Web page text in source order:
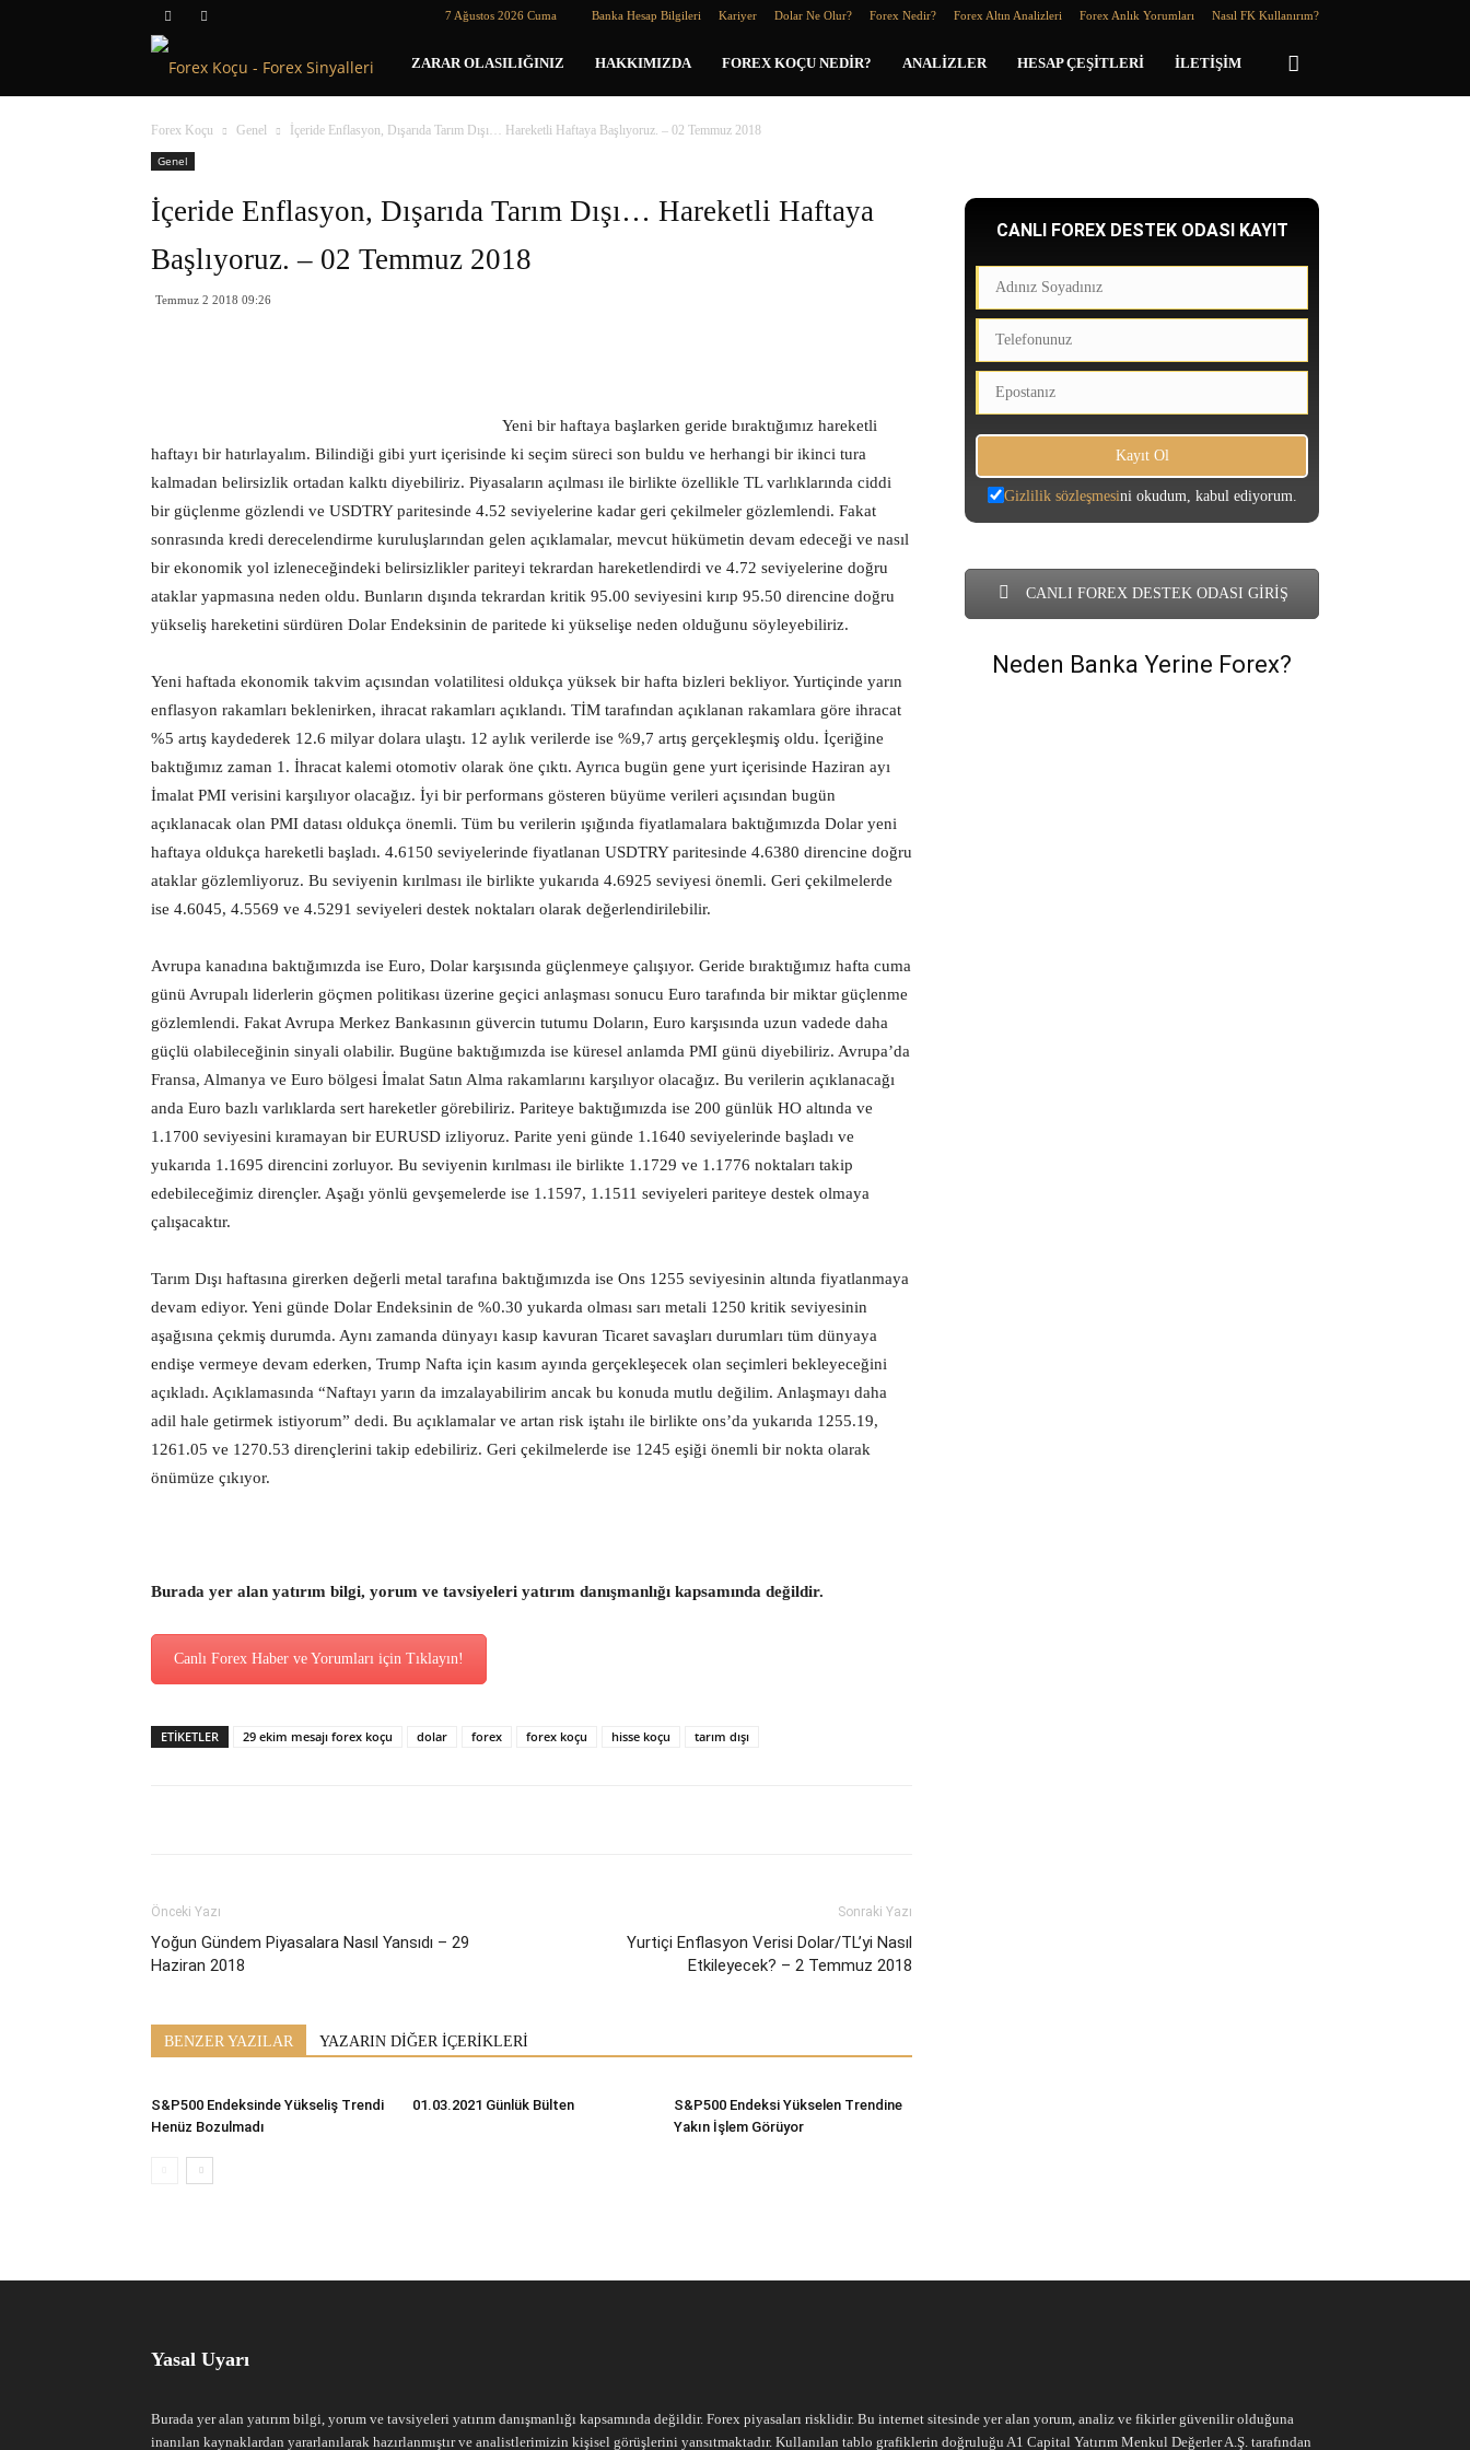
7 Ağustos 2026 Cuma Banka Hesap Bilgileri Kariyer Dolar Ne Olur? Forex Nedir? Forex Altın Analizleri Forex Anlık Yorumları Nasıl FK Kullanırım?
Forex
Koçu
ZARAR OLASILIĞINIZ HAKKIMIZDA FOREX KOÇU NEDIR? ANALIZLER HESAP ÇEŞITLERI İLETIŞIM
Forex Koçu Genel
İçeride Enflasyon, Dışarıda Tarım Dışı… Hareketli Haftaya Başlıyoruz. – 02 Temmuz 2018
Genel
İçeride Enflasyon, Dışarıda Tarım Dışı… Hareketli Haftaya
Başlıyoruz. – 02 Temmuz 2018
Temmuz 2 2018 09:26
Yeni bir haftaya başlarken geride bıraktığımız hareketli
haftayı bir hatırlayalım. Bilindiği gibi yurt içerisinde ki seçim süreci son buldu ve herhangi bir ikinci tura
kalmadan belirsizlik ortadan kalktı diyebiliriz. Piyasaların açılması ile birlikte özellikle TL varlıklarında ciddi
bir güçlenme gözlendi ve USDTRY paritesinde 4.52 seviyelerine kadar geri çekilmeler gözlemlendi. Fakat
sonrasında kredi derecelendirme kuruluşlarından gelen açıklamalar, mevcut hükümetin devam edeceği ve nasıl
bir ekonomik yol izleneceğindeki belirsizlikler pariteyi tekrardan hareketlendirdi ve 4.72 seviyelerine doğru
ataklar yapmasına neden oldu. Bunların dışında tekrardan kritik 95.00 seviyesini kırıp 95.50 direncine doğru
yükseliş hareketini sürdüren Dolar Endeksinin de paritede ki yükselişe neden olduğunu söyleyebiliriz.
Yeni haftada ekonomik takvim açısından volatilitesi oldukça yüksek bir hafta bizleri bekliyor. Yurtiçinde yarın
enflasyon rakamları beklenirken, ihracat rakamları açıklandı. TİM tarafından açıklanan rakamlara göre ihracat
%5 artış kaydederek 12.6 milyar dolara ulaştı. 12 aylık verilerde ise %9,7 artış gerçekleşmiş oldu. İçeriğine
baktığımız zaman 1. İhracat kalemi otomotiv olarak öne çıktı. Ayrıca bugün gene yurt içerisinde Haziran ayı
İmalat PMI verisini karşılıyor olacağız. İyi bir performans gösteren büyüme verileri açısından bugün
açıklanacak olan PMI datası oldukça önemli. Tüm bu verilerin ışığında fiyatlamalara baktığımızda Dolar yeni
haftaya oldukça hareketli başladı. 4.6150 seviyelerinde fiyatlanan USDTRY paritesinde 4.6380 direncine doğru
ataklar gözlemliyoruz. Bu seviyenin kırılması ile birlikte yukarıda 4.6925 seviyesi önemli. Geri çekilmelerde
ise 4.6045, 4.5569 ve 4.5291 seviyeleri destek noktaları olarak değerlendirilebilir.
Avrupa kanadına baktığımızda ise Euro, Dolar karşısında güçlenmeye çalışıyor. Geride bıraktığımız hafta cuma
günü Avrupalı liderlerin göçmen politikası üzerine geçici anlaşması sonucu Euro tarafında bir miktar güçlenme
gözlemlendi. Fakat Avrupa Merkez Bankasının güvercin tutumu Doların, Euro karşısında uzun vadede daha
güçlü olabileceğinin sinyali olabilir. Bugüne baktığımızda ise küresel anlamda PMI günü diyebiliriz. Avrupa’da
Fransa, Almanya ve Euro bölgesi İmalat Satın Alma rakamlarını karşılıyor olacağız. Bu verilerin açıklanacağı
anda Euro bazlı varlıklarda sert hareketler görebiliriz. Pariteye baktığımızda ise 200 günlük HO altında ve
1.1700 seviyesini kıramayan bir EURUSD izliyoruz. Parite yeni günde 1.1640 seviyelerinde başladı ve
yukarıda 1.1695 direncini zorluyor. Bu seviyenin kırılması ile birlikte 1.1729 ve 1.1776 noktaları takip
edebileceğimiz dirençler. Aşağı yönlü gevşemelerde ise 1.1597, 1.1511 seviyeleri pariteye destek olmaya
çalışacaktır.
Tarım Dışı haftasına girerken değerli metal tarafına baktığımızda ise Ons 1255 seviyesinin altında fiyatlanmaya
devam ediyor. Yeni günde Dolar Endeksinin de %0.30 yukarda olması sarı metali 1250 kritik seviyesinin
aşağısına çekmiş durumda. Aynı zamanda dünyayı kasıp kavuran Ticaret savaşları durumları tüm dünyaya
endişe vermeye devam ederken, Trump Nafta için kasım ayında gerçekleşecek olan seçimleri bekleyeceğini
açıkladı. Açıklamasında “Naftayı yarın da imzalayabilirim ancak bu konuda mutlu değilim. Anlaşmayı daha
adil hale getirmek istiyorum” dedi. Bu açıklamalar ve artan risk iştahı ile birlikte ons’da yukarıda 1255.19,
1261.05 ve 1270.53 dirençlerini takip edebiliriz. Geri çekilmelerde ise 1245 eşiği önemli bir nokta olarak
önümüze çıkıyor.
Burada yer alan yatırım bilgi, yorum ve tavsiyeleri yatırım danışmanlığı kapsamında değildir.
Canlı Forex Haber ve Yorumları için Tıklayın!
ETİKETLER 29 ekim mesajı forex koçu dolar forex forex koçu hisse koçu tarım dışı
Önceki Yazı
Yoğun Gündem Piyasalara Nasıl Yansıdı – 29
Haziran 2018
Sonraki Yazı
Yurtiçi Enflasyon Verisi Dolar/TL’yi Nasıl
Etkileyecek? – 2 Temmuz 2018
BENZER YAZILAR YAZARIN DİĞER İÇERİKLERİ
S&P500 Endeksinde Yükseliş Trendi
Henüz Bozulmadı
01.03.2021 Günlük Bülten
S&P500 Endeksi Yükselen Trendine
Yakın İşlem Görüyor
CANLI FOREX DESTEK ODASI KAYIT
Gizlilik sözleşmesini okudum, kabul ediyorum.
CANLI FOREX DESTEK ODASI GİRİŞ
Neden Banka Yerine Forex?
Yasal Uyarı
Burada yer alan yatırım bilgi, yorum ve tavsiyeleri yatırım danışmanlığı kapsamında değildir. Forex piyasaları risklidir. Bu internet sitesinde yer alan yorum, analiz ve fikirler güvenilir olduğuna
inanılan kaynaklardan yararlanılarak hazırlanmıştır ve analistlerimizin kişisel görüşlerini yansıtmaktadır. Kullanılan tablo grafiklerin doğruluğu A1 Capital Yatırım Menkul Değerler A.Ş. tarafından